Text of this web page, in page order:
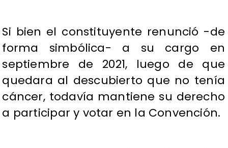
Si bien el constituyente renunció -de
forma simbólica- a su cargo en
septiembre de 2021, luego de que
quedara al descubierto que no tenía
cáncer, todavía mantiene su derecho
a participar y votar en la Convención.